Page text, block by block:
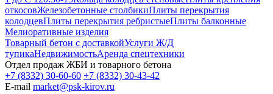
откосовЖелезобетонные столбикиПлиты перекрытия
колодцевПлиты перекрытия ребристыеПлиты балконные
Мелиоративные изделия
Товарный бетон с доставкойУслуги Ж/Д
тупикаНедвижимостьАренда спецтехники
Отдел продаж ЖБИ и товарного бетона
+7 (8332) 30-60-60 +7 (8332) 30-43-42
E-mail market@psk-kirov.ru